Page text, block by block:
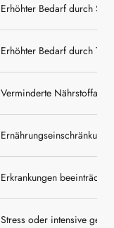
Erhöhter Bedarf durch
Erhöhter Bedarf durch
Verminderte
Ernährungseinschränkung
Erkrankungen
Stress oder intensive